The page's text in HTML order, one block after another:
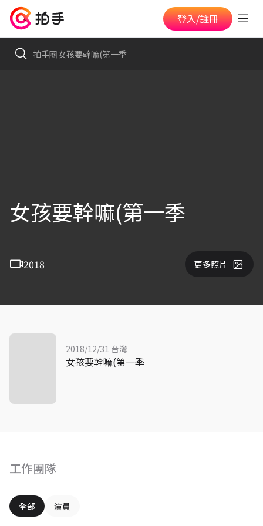
登入/註冊
拍手圈女孩要幹嘛(第一季
女孩要幹嘛(第一季
2018 更多照片
工作團隊
全部 演員
2018/12/31 台灣
女孩要幹嘛(第一季